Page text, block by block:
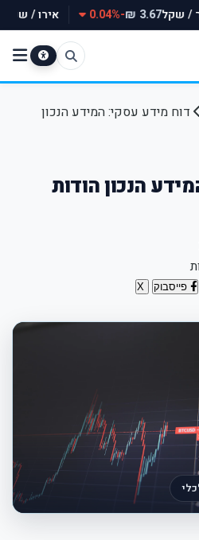
/ שקל3.67 ₪
-0.04% אירו / שקל
דוח מידע עסקי: המידע הנכון
הנכון הודות
פייסבוק